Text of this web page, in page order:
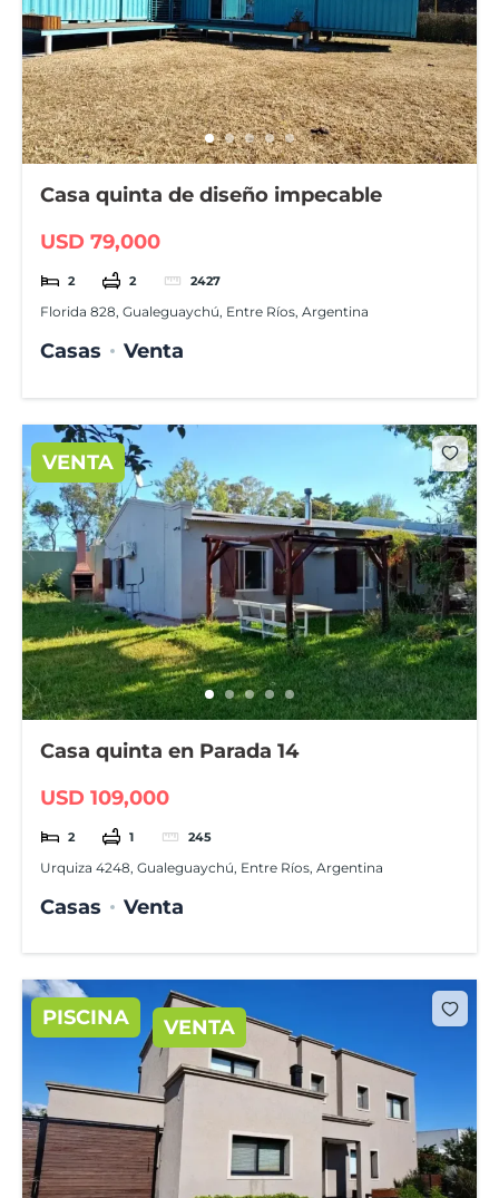
Casa quinta de diseño impecable
USD 79,000
2 2 2427
Florida 828, Gualeguaychú, Entre Ríos, Argentina
Casas Venta
VENTA
Casa quinta en Parada 14
USD 109,000
2 1 245
Urquiza 4248, Gualeguaychú, Entre Ríos, Argentina
Casas Venta
PISCINA VENTA